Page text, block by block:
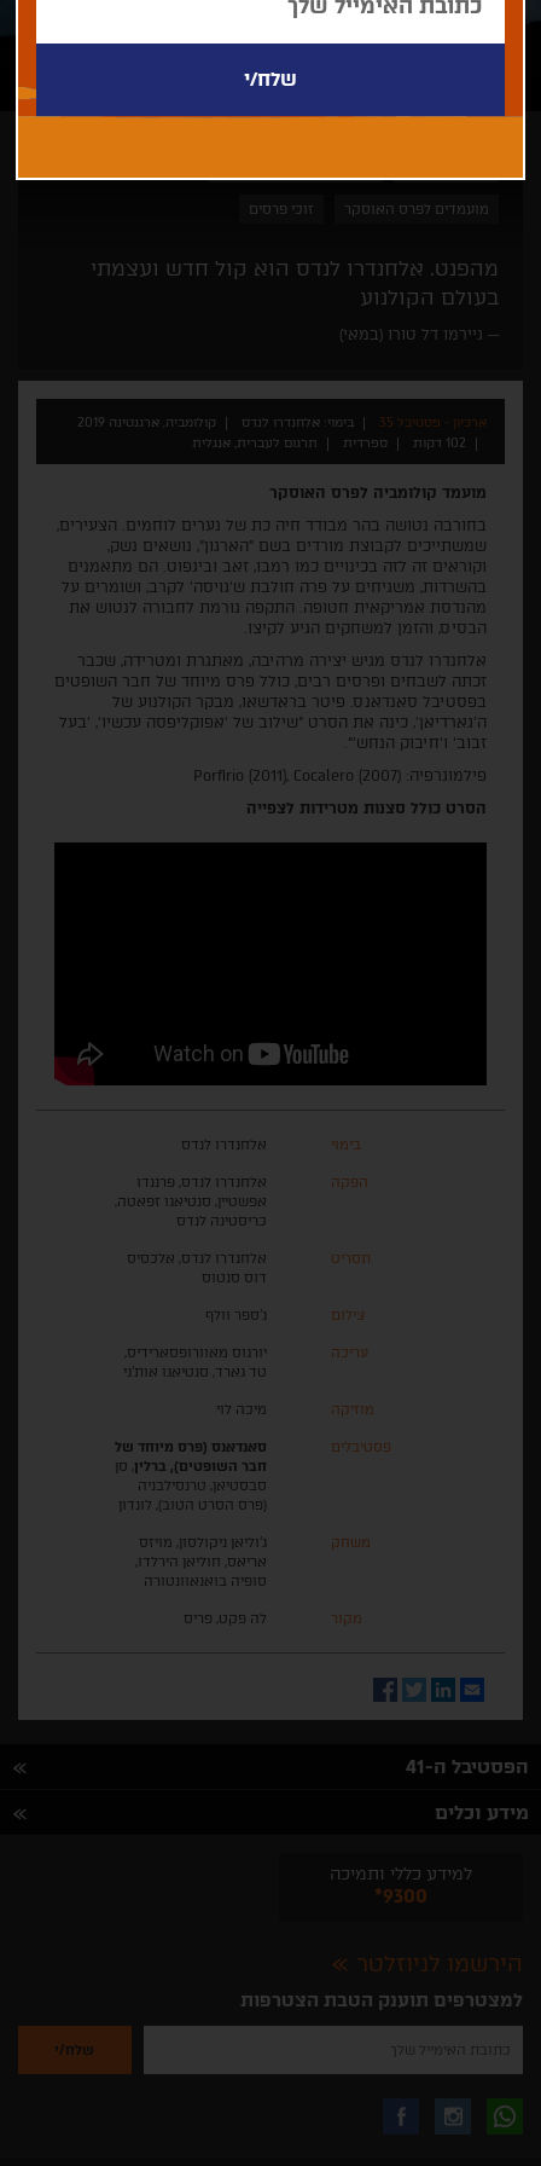
מועמדים לפרס האוסקר זוכי פרסים
מהפנט. אלחנדרו לנדס הוא קול חדש ועצמתי
בעולם הקולנוע
גיירמו דל טורו (במאי)
ארכיון - פסטיבל 35 בימוי: אלחנדרו לנדס
קולומביה, ארגנטינה 2019
102 דקות
ספרדית תרגום לעברית, אנגלית
מועמד קולומביה לפרס האוסקר
בחורבה נטושה בהר מבודד חיה כת של נערים לוחמים. הצעירים,
שמשתייכים לקבוצת מורדים בשם "הארגון", נושאים נשק,
וקוראים זה לזה בכינויים כמו רמבו, זאב וביגפוט. הם מתאמנים
בהשרדות, משגיחים על פרה חולבת ש'גויסה' לקרב, ושומרים על
מהנדסת אמריקאית חטופה. התקפה גורמת לחבורה לנטוש את
הבסיס, והזמן למשחקים הגיע לקיצו.
אלחנדרו לנדס מגיש יצירה מרהיבה, מאתגרת ומטרידה, שכבר
זכתה לשבחים ופרסים רבים, כולל פרס מיוחד של חבר השופטים
בפסטיבל סאנדאנס. פיטר בראדשאו, מבקר הקולנוע של
ה'גארדיאן', כינה את הסרט "שילוב של 'אפוקליפסה עכשיו', 'בעל
זבוב' ו'חיבוק הנחש'".
פילמוגרפיה: (Porfirio (2011), Cocalero (2007
הסרט כולל סצנות מטרידות לצפייה
בימוי אלחנדרו לנדס
הפקה
אלחנדרו לנדס, פרננדו
אפשטיין, סנטיאגו זפאטה,
כריסטינה לנדס
תסריט
אלחנדרו לנדס, אלכסיס
דוס סנטוס
צילום ג'ספר וולף
עריכה
יורגוס מאוורופסארידיס,
טד גארד, סנטיאגו אות'גי
מוזיקה מיכה לוי
פסטיבלים
סאנדאנס (פרס מיוחד של
חבר השופטים), ברלין , סן
סבסטיאן, טרנסילבניה
(פרס הסרט הטוב), לונדון
משחק
ג'וליאן ניקולסון, מויזס
אריאס, חוליאן הירלדו,
סופיה בואנאוונטורה
מקור לה פקט, פריס
Email
LinkedIn
Twitter
Facebook
הפסטיבל ה-41
מידע וכלים
למידע כללי ותמיכה
*9300
הירשמו לניוזלטר
למצטרפים תוענק הטבת הצטרפות
להזין
שלך
לקבלת עקבו